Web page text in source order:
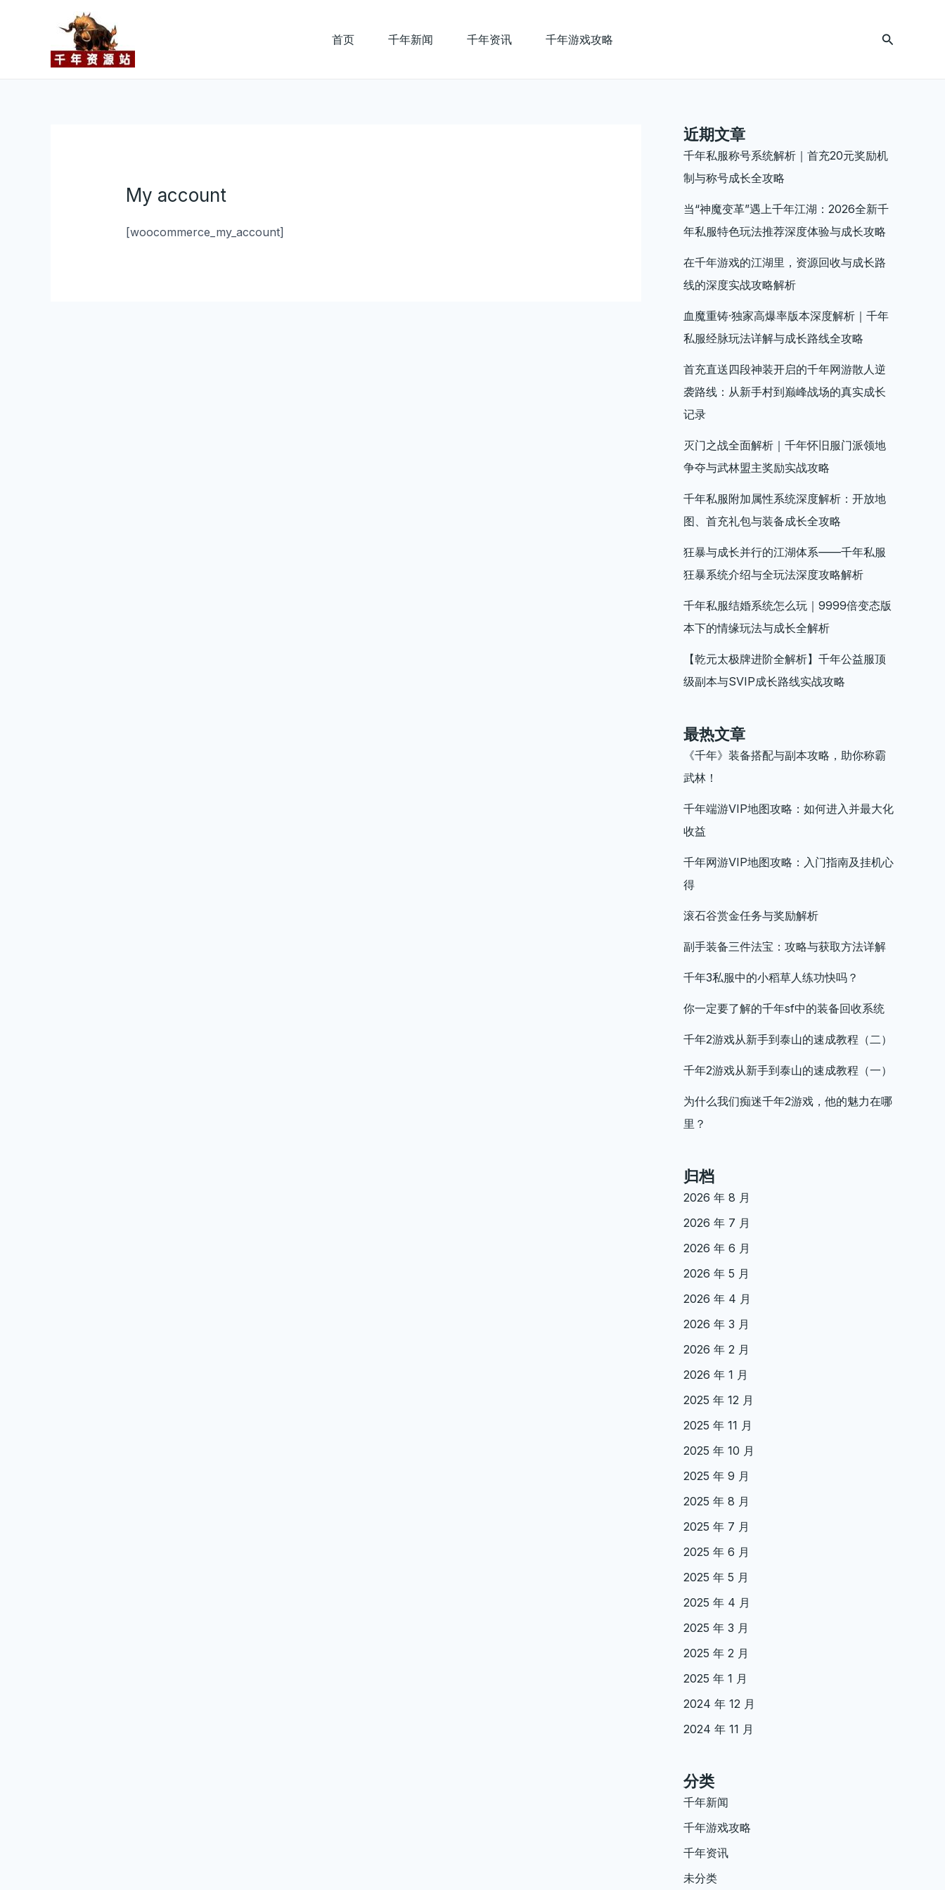
首页 千年新闻 千年资讯 千年游戏攻略
搜
My account
[woocommerce_my_account]
近期文章
千年私服称号系统解析｜首充20元奖励机
制与称号成长全攻略
当“神魔变革”遇上千年江湖：2026全新千
年私服特色玩法推荐深度体验与成长攻略
在千年游戏的江湖里，资源回收与成长路
线的深度实战攻略解析
血魔重铸·独家高爆率版本深度解析｜千年
私服经脉玩法详解与成长路线全攻略
首充直送四段神装开启的千年网游散人逆
袭路线：从新手村到巅峰战场的真实成长
记录
灭门之战全面解析｜千年怀旧服门派领地
争夺与武林盟主奖励实战攻略
千年私服附加属性系统深度解析：开放地
图、首充礼包与装备成长全攻略
狂暴与成长并行的江湖体系——千年私服
狂暴系统介绍与全玩法深度攻略解析
千年私服结婚系统怎么玩｜9999倍变态版
本下的情缘玩法与成长全解析
【乾元太极牌进阶全解析】千年公益服顶
级副本与SVIP成长路线实战攻略
最热文章
《千年》装备搭配与副本攻略，助你称霸
武林！
千年端游VIP地图攻略：如何进入并最大化
收益
千年网游VIP地图攻略：入门指南及挂机心
得
滚石谷赏金任务与奖励解析
副手装备三件法宝：攻略与获取方法详解
千年3私服中的小稻草人练功快吗？
你一定要了解的千年sf中的装备回收系统
千年2游戏从新手到泰山的速成教程（二）
千年2游戏从新手到泰山的速成教程（一）
为什么我们痴迷千年2游戏，他的魅力在哪
里？
归档
2026 年 8 月
2026 年 7 月
2026 年 6 月
2026 年 5 月
2026 年 4 月
2026 年 3 月
2026 年 2 月
2026 年 1 月
2025 年 12 月
2025 年 11 月
2025 年 10 月
2025 年 9 月
2025 年 8 月
2025 年 7 月
2025 年 6 月
2025 年 5 月
2025 年 4 月
2025 年 3 月
2025 年 2 月
2025 年 1 月
2024 年 12 月
2024 年 11 月
分类
千年新闻
千年游戏攻略
千年资讯
未分类